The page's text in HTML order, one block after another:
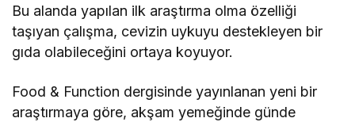
Bu alanda yapılan ilk araştırma olma özelliği
taşıyan çalışma, cevizin uykuyu destekleyen bir
gıda olabileceğini ortaya koyuyor.
Food & Function dergisinde yayınlanan yeni bir
araştırmaya göre, akşam yemeğinde günde